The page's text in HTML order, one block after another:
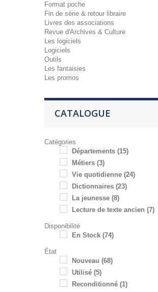
Format poche
Fin de série & retour libraire
Livres des associations
Revue d'Archives & Culture
Les logiciels
Logiciels
Outils
Les fantaisies
Les promos
CATALOGUE
Catégories
Départements (15)
Métiers (3)
Vie quotidienne (24)
Dictionnaires (23)
La jeunesse (8)
Lecture de texte ancien (7)
Disponibilité
En Stock (74)
État
Nouveau (68)
Utilisé (5)
Reconditionné (1)